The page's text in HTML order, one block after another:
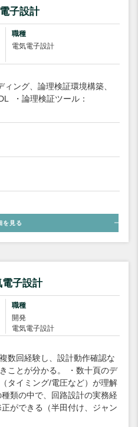
子設計
職種
電気電子設計
ィング、論理検証環境構築、
・論理検証ツール：
を見る
子設計
職種
開発
電気電子設計
数回経験し、設計動作確認な
ことが分かる。 ・数十頁のデ
タイミング/電圧など）が理解
類の中で、回路設計の実務経
ができる（半田付け、ジャン